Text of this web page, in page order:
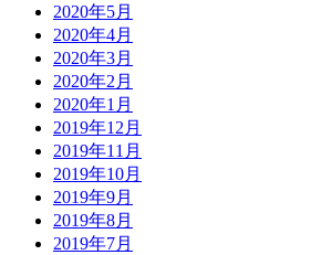
2020年5月
2020年4月
2020年3月
2020年2月
2020年1月
2019年12月
2019年11月
2019年10月
2019年9月
2019年8月
2019年7月